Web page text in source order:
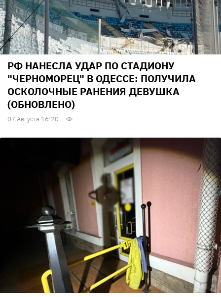
РФ НАНЕСЛА УДАР ПО СТАДИОНУ
"ЧЕРНОМОРЕЦ" В ОДЕССЕ: ПОЛУЧИЛА
ОСКОЛОЧНЫЕ РАНЕНИЯ ДЕВУШКА
(ОБНОВЛЕНО)
07 Августа 16:20